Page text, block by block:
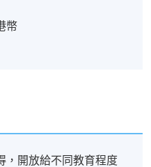
會被HKU SPACE提供
斯特都會大學與香港大
高但競爭激烈的英國
Law (Common
幣
，開放給不同教育程度